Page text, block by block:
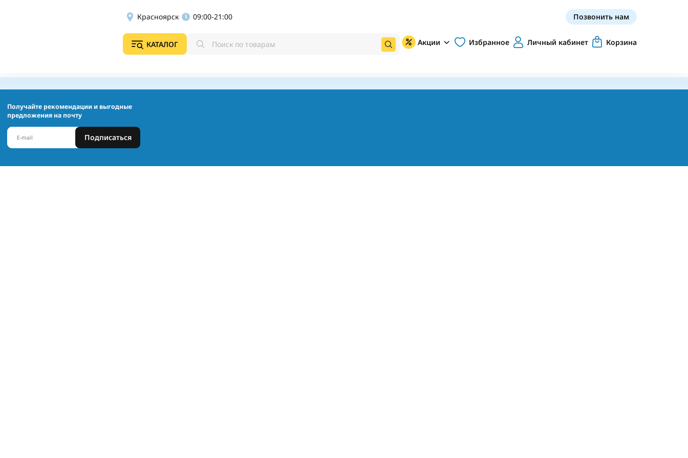
Красноярск 09:00-21:00 Позвонить нам
КАТАЛОГ Акции Избранное Личный кабинет Корзина
Получайте рекомендации и выгодные
предложения на почту
Подписаться